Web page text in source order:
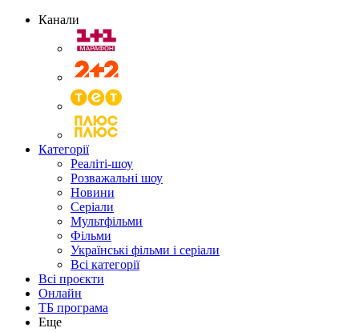
Канали
Категорії
Реаліті-шоу
Розважальні шоу
Новини
Серіали
Мультфільми
Фільми
Українські фільми і серіали
Всі категорії
Всі проєкти
Онлайн
ТБ програма
Еще